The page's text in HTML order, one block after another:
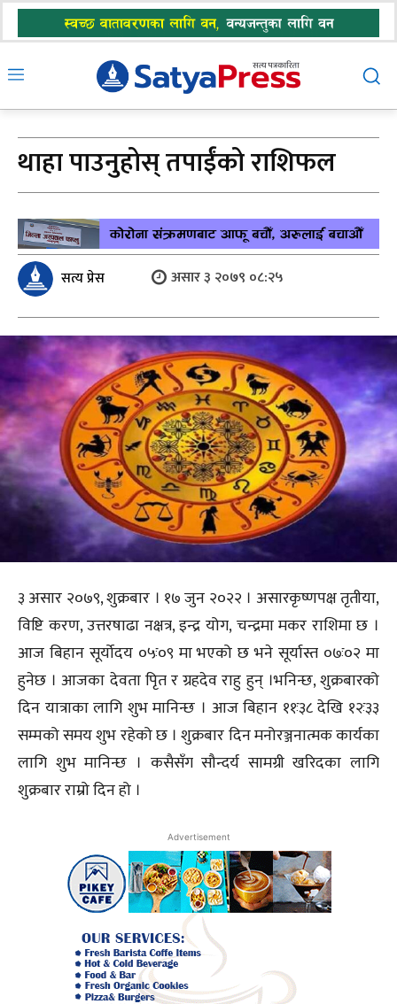
थाहा पाउनुहोस् तपाईंको राशिफल
सत्य प्रेस असार ३ २०७९ ०८:२५
३ असार २०७९, शुक्रबार । १७ जुन २०२२ । असारकृष्णपक्ष तृतीया,
विष्टि करण, उत्तरषाढा नक्षत्र, इन्द्र योग, चन्द्रमा मकर राशिमा छ ।
आज बिहान सूर्योदय ०५ः०९ मा भएको छ भने सूर्यास्त ०७ः०२ मा
हुनेछ । आजका देवता पिृत र ग्रहदेव राहु हुन् ।भनिन्छ, शुक्रबारको
दिन यात्राका लागि शुभ मानिन्छ । आज बिहान ११ः३८ देखि १२ः३३
सम्मको समय शुभ रहेको छ । शुक्रबार दिन मनोरञ्जनात्मक कार्यका
लागि शुभ मानिन्छ । कसैसँग सौन्दर्य सामग्री खरिदका लागि
शुक्रबार राम्रो दिन हो ।
Advertisement